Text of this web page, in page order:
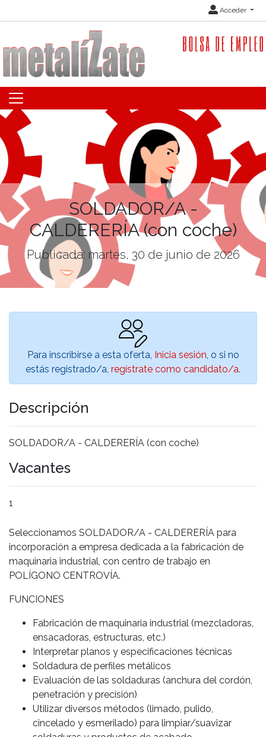
Acceder
SOLDADOR/A -
CALDERERÍA (con coche)
Publicada: martes, 30 de junio de 2026
Para inscribirse a esta oferta, Inicia sesión , o si no
estás registrado/a, regístrate como candidato/a.
Descripción
SOLDADOR/A - CALDERERÍA (con coche)
Vacantes
1
Seleccionamos SOLDADOR/A - CALDERERÍA para
incorporación a empresa dedicada a la fabricación de
maquinaria industrial, con centro de trabajo en
POLÍGONO CENTROVÍA.
FUNCIONES
Fabricación de maquinaria industrial (mezcladoras,
ensacadoras, estructuras, etc.)
Interpretar planos y especificaciones técnicas
Soldadura de perfiles metálicos
Evaluación de las soldaduras (anchura del cordón,
penetración y precisión)
Utilizar diversos métodos (limado, pulido,
cincelado y esmerilado) para limpiar/suavizar